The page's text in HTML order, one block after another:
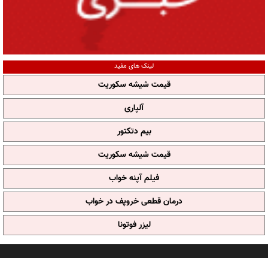
لینک های مفید
قیمت شیشه سکوریت
آلپاری
بیم دتکتور
قیمت شیشه سکوریت
فیلم آپنه خواب
درمان قطعی خروپف در خواب
لیزر فوتونا